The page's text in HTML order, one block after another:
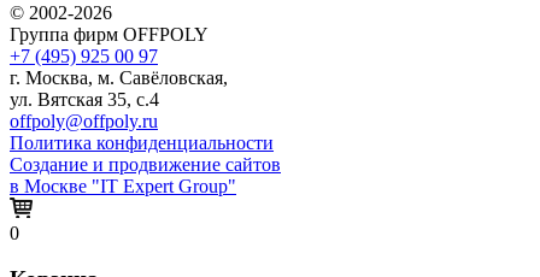
© 2002-2026
Группа фирм OFFPOLY
+7 (495) 925 00 97
г. Москва, м. Савёловская,
ул. Вятская 35, с.4
offpoly@offpoly.ru
Политика конфиденциальности
Создание и продвижение сайтов
в Москве "IT Expert Group"
0